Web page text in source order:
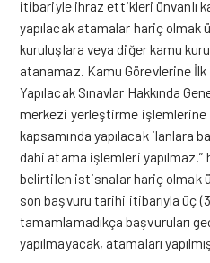
itibariyle ihraz ettikleri ünvanlı
yapılacak atamalar hariç olmak
kuruluşlara veya diğer kamu
atanamaz. Kamu Görevlerine
Yapılacak Sınavlar Hakkında
merkezi yerleştirme işlemlerine
kapsamında yapılacak ilanlara
dahi atama işlemleri yapılmaz.”
belirtilen istisnalar hariç olmak
son başvuru tarihi itibarıyla üç
tamamlamadıkça başvuruları
yapılmayacak, atamaları